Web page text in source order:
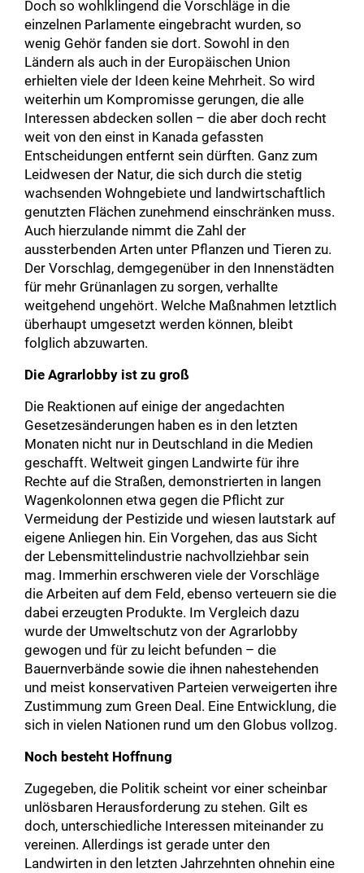
Doch so wohlklingend die Vorschläge in die
einzelnen Parlamente eingebracht wurden, so
wenig Gehör fanden sie dort. Sowohl in den
Ländern als auch in der Europäischen Union
erhielten viele der Ideen keine Mehrheit. So wird
weiterhin um Kompromisse gerungen, die alle
Interessen abdecken sollen – die aber doch recht
weit von den einst in Kanada gefassten
Entscheidungen entfernt sein dürften. Ganz zum
Leidwesen der Natur, die sich durch die stetig
wachsenden Wohngebiete und landwirtschaftlich
genutzten Flächen zunehmend einschränken muss.
Auch hierzulande nimmt die Zahl der
aussterbenden Arten unter Pflanzen und Tieren zu.
Der Vorschlag, demgegenüber in den Innenstädten
für mehr Grünanlagen zu sorgen, verhallte
weitgehend ungehört. Welche Maßnahmen letztlich
überhaupt umgesetzt werden können, bleibt
folglich abzuwarten.
Die Agrarlobby ist zu groß
Die Reaktionen auf einige der angedachten
Gesetzesänderungen haben es in den letzten
Monaten nicht nur in Deutschland in die Medien
geschafft. Weltweit gingen Landwirte für ihre
Rechte auf die Straßen, demonstrierten in langen
Wagenkolonnen etwa gegen die Pflicht zur
Vermeidung der Pestizide und wiesen lautstark auf
eigene Anliegen hin. Ein Vorgehen, das aus Sicht
der Lebensmittelindustrie nachvollziehbar sein
mag. Immerhin erschweren viele der Vorschläge
die Arbeiten auf dem Feld, ebenso verteuern sie die
dabei erzeugten Produkte. Im Vergleich dazu
wurde der Umweltschutz von der Agrarlobby
gewogen und für zu leicht befunden – die
Bauernverbände sowie die ihnen nahestehenden
und meist konservativen Parteien verweigerten ihre
Zustimmung zum Green Deal. Eine Entwicklung, die
sich in vielen Nationen rund um den Globus vollzog.
Noch besteht Hoffnung
Zugegeben, die Politik scheint vor einer scheinbar
unlösbaren Herausforderung zu stehen. Gilt es
doch, unterschiedliche Interessen miteinander zu
vereinen. Allerdings ist gerade unter den
Landwirten in den letzten Jahrzehnten ohnehin eine